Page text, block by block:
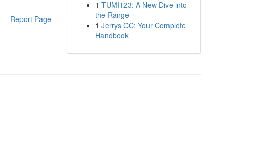
Report Page
1 TUMI123: A New Dive into
the Range
1 Jerrys CC: Your Complete
Handbook